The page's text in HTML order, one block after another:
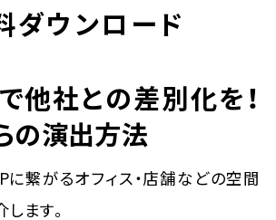
舗設計
ダウンロード
他社との差別化を！
の演出方法
繋がるオフィス・店舗などの空間
ます。